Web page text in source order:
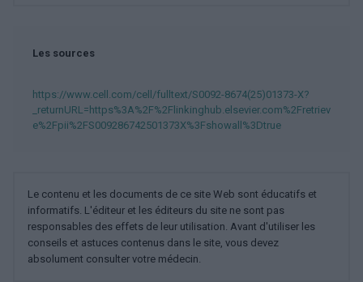
Les sources
https://www.cell.com/cell/fulltext/S0092-8674(25)01373-X?
_returnURL=https%3A%2F%2Flinkinghub.elsevier.com%2Fretriev
e%2Fpii%2FS009286742501373X%3Fshowall%3Dtrue
Le contenu et les documents de ce site Web sont éducatifs et
informatifs. L'éditeur et les éditeurs du site ne sont pas
responsables des effets de leur utilisation. Avant d'utiliser les
conseils et astuces contenus dans le site, vous devez
absolument consulter votre médecin.